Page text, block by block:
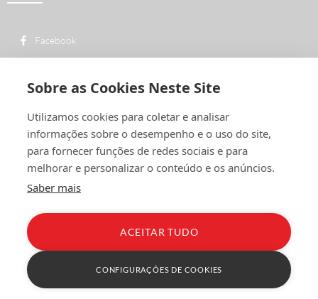
Sobre as Cookies Neste Site
Utilizamos cookies para coletar e analisar
informações sobre o desempenho e o uso do site,
para fornecer funções de redes sociais e para
melhorar e personalizar o conteúdo e os anúncios.
Saber mais
ACEITAR TUDO
CONFIGURAÇÕES DE COOKIES
Facebook
nacional
Rua de Outeiro nº 2132
4760-312 Vila Nova de Famalicão
Política de PrivacidadeCondições GeraisLivro de Reclamações